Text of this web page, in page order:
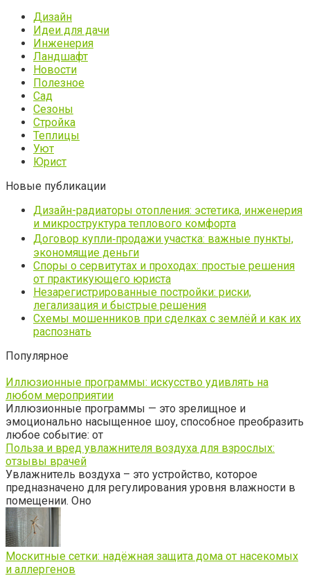
Дизайн
Идеи для дачи
Инженерия
Ландшафт
Новости
Полезное
Сад
Сезоны
Стройка
Теплицы
Уют
Юрист
Новые публикации
Дизайн-радиаторы отопления: эстетика, инженерия
и микроструктура теплового комфорта
Договор купли‑продажи участка: важные пункты,
экономящие деньги
Споры о сервитутах и проходах: простые решения
от практикующего юриста
Незарегистрированные постройки: риски,
легализация и быстрые решения
Схемы мошенников при сделках с землёй и как их
распознать
Популярное
Иллюзионные программы: искусство удивлять на
любом мероприятии
Иллюзионные программы — это зрелищное и
эмоционально насыщенное шоу, способное преобразить
любое событие: от
Польза и вред увлажнителя воздуха для взрослых:
отзывы врачей
Увлажнитель воздуха – это устройство, которое
предназначено для регулирования уровня влажности в
помещении. Оно
Москитные сетки: надёжная защита дома от насекомых
и аллергенов